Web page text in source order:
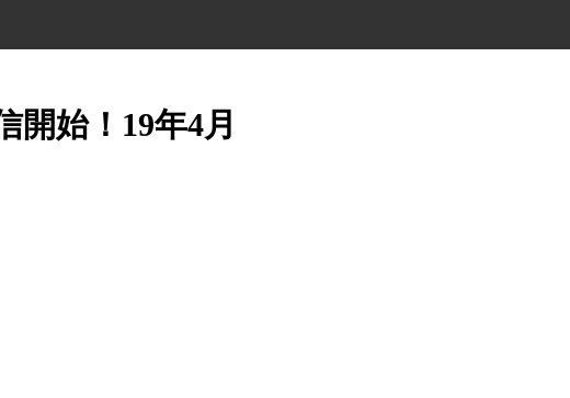
始！19年4月